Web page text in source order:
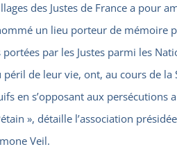
des Justes de France a pour
un lieu porteur de mémoire
par les Justes parmi les
de leur vie, ont, au cours de la
en s’opposant aux persécutions
», détaille l’association
Veil.